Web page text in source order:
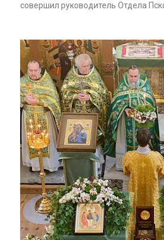
совершил руководитель Отдела